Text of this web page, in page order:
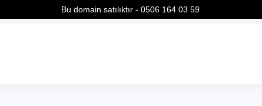
Bu domain satılıktır - 0506 164 03 59